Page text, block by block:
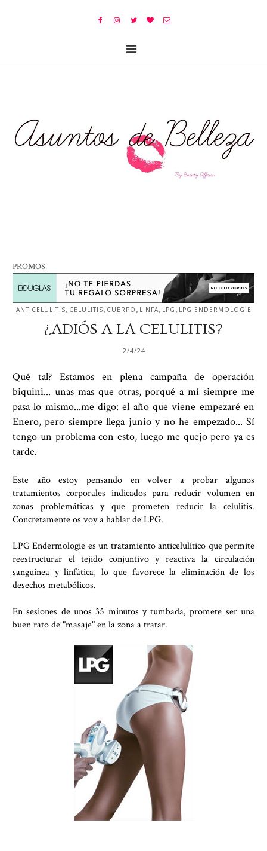
PROMOS
ANTICELULITIS, CELULITIS, CUERPO , LINFA, LPG , LPG ENDERMOLOGIE
¿ADIÓS A LA CELULITIS?
2/4/24
Qué tal? Estamos en plena campaña de operación
biquini... unas mas que otras, porqué a mí siempre me
pasa lo mismo...me digo: el año que viene empezaré en
Enero, pero siempre llega junio y no he empezado... Sí
tengo un problema con esto, luego me quejo pero ya es
tarde.
Este año estoy pensando en volver a probar algunos
tratamientos corporales indicados para reducir volumen en
zonas problemáticas y que prometen reducir la celulitis.
Concretamente os voy a hablar de LPG.
LPG Endermologie es un tratamiento anticelulítico que permite
reestructurar el tejido conjuntivo y reactiva la circulación
sanguínea y linfática, lo que favorece la eliminación de los
desechos metabólicos.
En sesiones de unos 35 minutos y tumbada, promete ser una
buen rato de "masaje" en la zona a tratar.